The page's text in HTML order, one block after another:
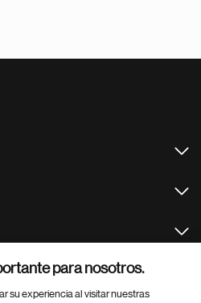
para nosotros.
su experiencia al visitar nuestras